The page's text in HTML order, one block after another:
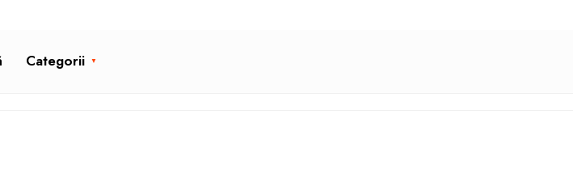
Categorii